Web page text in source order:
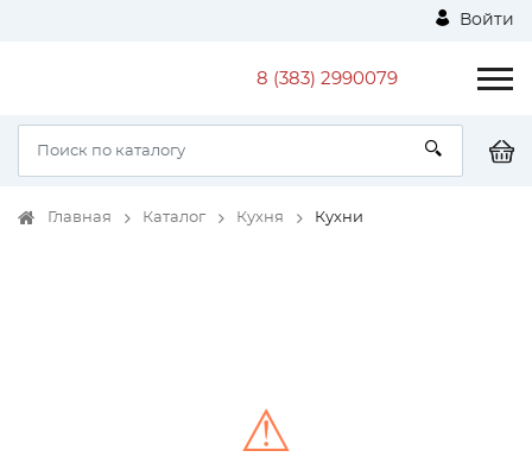
Войти
8 (383) 2990079
Главная Каталог Кухня Кухни
⚠